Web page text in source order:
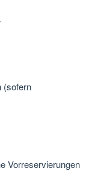
(sofern
Vorreservierungen